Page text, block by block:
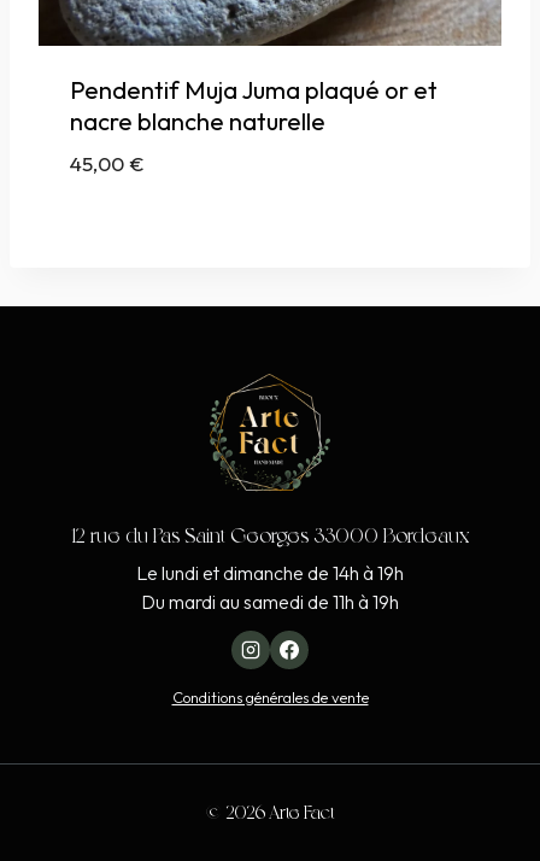
Pendentif Muja Juma plaqué or et
nacre blanche naturelle
45,00€
12 rue du Pas Saint Georges 33000 Bordeaux
Le lundi et dimanche de 14h à 19h
Du mardi au samedi de 11h à 19h
Conditions générales de vente
© 2026 Arte Fact